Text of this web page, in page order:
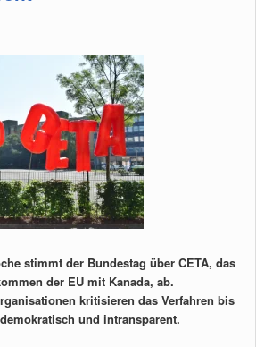
stimmt der Bundestag über CETA, das
der EU mit Kanada, ab.
kritisieren das Verfahren bis
und intransparent.